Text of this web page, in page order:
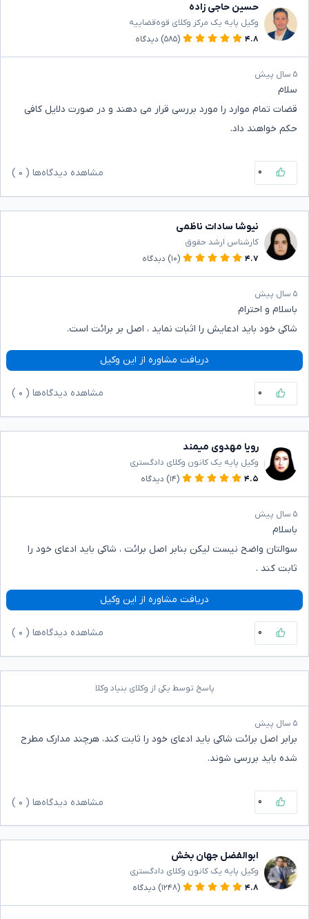
حسین حاجی زاده
وکیل پایه یک مرکز وکلای قوه‌قضاییه
۴.۸
(۵۸۵) دیدگاه
۵ سال پیش
سلام
قضات تمام موارد را مورد بررسی قرار می دهند و در صورت دلایل کافی
حکم خواهند داد.
۰ مشاهده دیدگاه‌ها ( ۰
نیوشا سادات ناظمی
کارشناس ارشد حقوق
۴.۷
(۱۰) دیدگاه
۵ سال پیش
باسلام و احترام
شاکی خود باید ادعایش را اثبات نماید ، اصل بر برائت است.
دریافت مشاوره از این وکیل
۰ مشاهده دیدگاه‌ها ( ۰
رویا مهدوی میمند
وکیل پایه یک کانون وکلای دادگستری
۴.۵
(۱۴) دیدگاه
۵ سال پیش
باسلام
سوالتان واضح نیست لیکن بنابر اصل برائت ، شاکی باید ادعای خود را
ثابت کند .
دریافت مشاوره از این وکیل
۰ مشاهده دیدگاه‌ها ( ۰
پاسخ توسط یکی از وکلای بنیاد وکلا
۵ سال پیش
برابر اصل برائت شاکی باید ادعای خود را ثابت کند، هرچند مدارک مطرح
شده باید بررسی شوند.
۰ مشاهده دیدگاه‌ها ( ۰
ابوالفضل جهان بخش
وکیل پایه یک کانون وکلای دادگستری
۴.۸
(۱۲۴۸) دیدگاه